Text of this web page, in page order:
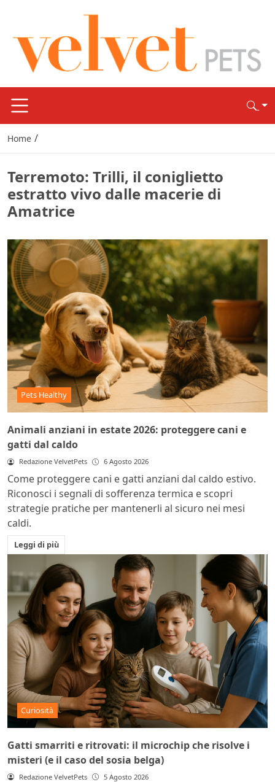
Home /
Terremoto: Trilli, il coniglietto
estratto vivo dalle macerie di
Amatrice
Pets Healthy
Animali anziani in estate 2026: proteggere cani e
gatti dal caldo
Redazione VelvetPets 6 Agosto 2026
Come proteggere cani e gatti anziani dal caldo estivo.
Riconosci i segnali di sofferenza termica e scopri
strategie pratiche per mantenerli al sicuro nei mesi
caldi.
Leggi di più
Curiosità
Gatti smarriti e ritrovati: il microchip che risolve i
misteri (e il caso del sosia belga)
Redazione VelvetPets 5 Agosto 2026